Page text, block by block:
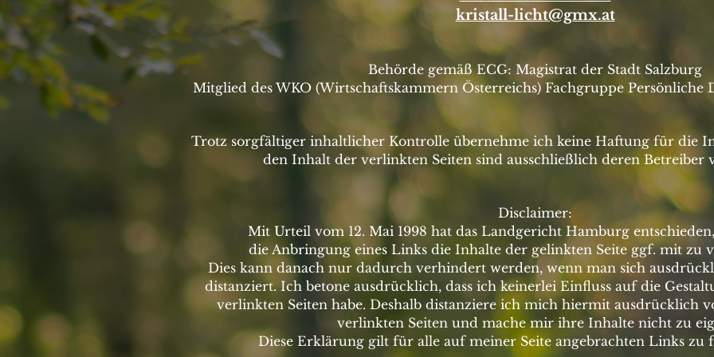
kristall-licht@gmx.at
Behörde gemäß ECG: Magistrat der Stadt Salzburg
Mitglied des WKO (Wirtschaftskammern Österreichs) Fachgruppe Persönliche
Trotz sorgfältiger inhaltlicher Kontrolle übernehme ich keine Haftung für die
den Inhalt der verlinkten Seiten sind ausschließlich deren Betreiber
Disclaimer:
Mit Urteil vom 12. Mai 1998 hat das Landgericht Hamburg
die Anbringung eines Links die Inhalte der gelinkten Seite ggf. mit zu
Dies kann danach nur dadurch verhindert werden, wenn man sich
distanziert. Ich betone ausdrücklich, dass ich keinerlei Einfluss auf die
verlinkten Seiten habe. Deshalb distanziere ich mich hiermit ausdrücklich
verlinkten Seiten und mache mir ihre Inhalte nicht zu
Diese Erklärung gilt für alle auf meiner Seite angebrachten Links zu